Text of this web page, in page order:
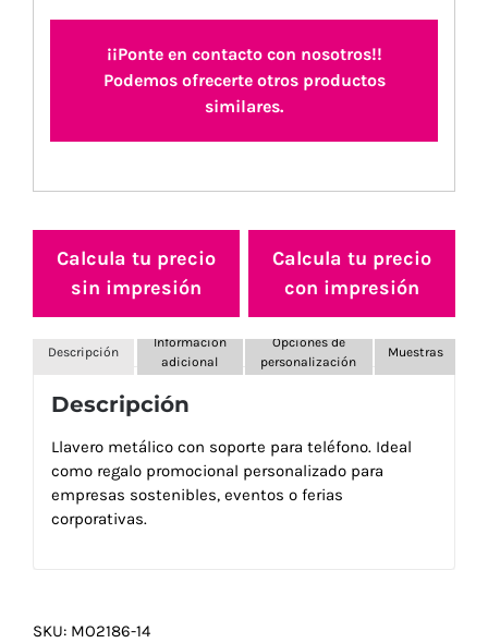
¡¡Ponte en contacto con nosotros!!
Podemos ofrecerte otros productos
similares.
Calcula tu precio
sin impresión
Calcula tu precio
con impresión
Descripción
Información
adicional
Opciones de
personalización
Muestras
Descripción
Llavero metálico con soporte para teléfono. Ideal
como regalo promocional personalizado para
empresas sostenibles, eventos o ferias
corporativas.
SKU: MO2186-14